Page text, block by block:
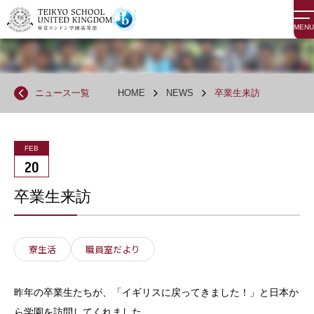
MENU
ニュース一覧 HOME NEWS 卒業生来訪
FEB
20
卒業生来訪
寮生活 職員室だより
昨年の卒業生たちが、「イギリスに戻ってきました！」と日本か